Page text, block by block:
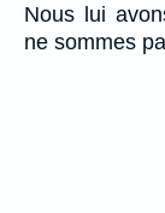
Nous lui
ne sommes